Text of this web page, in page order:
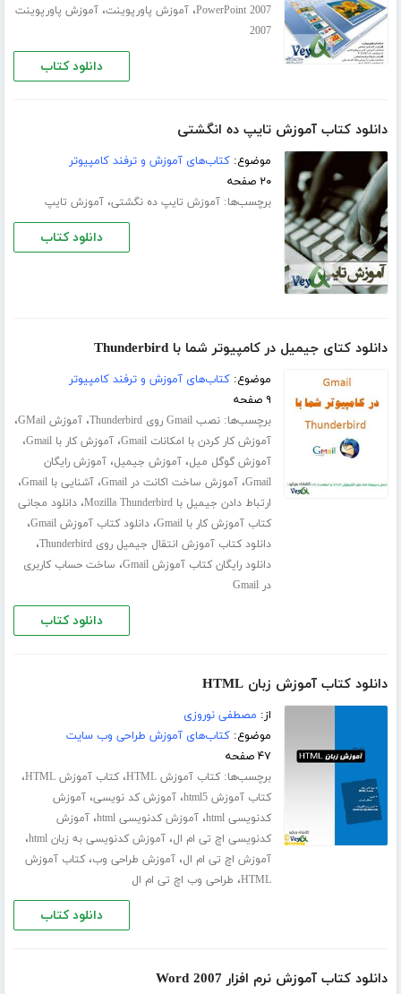
PowerPoint 2007،آموزش پاورپوینت،آموزش پاورپوینت
2007
دانلود کتاب
دانلود کتاب آموزش تایپ ده انگشتی
موضوع:کتاب‌های آموزش و ترفند کامپیوتر
۲۰ صفحه
برچسب‌ها:آموزش تایپ ده‌ نگشتی،آموزش تایپ
دانلود کتاب
دانلود کتای جیمیل در کامپیوتر شما با Thunderbird
موضوع:کتاب‌های آموزش و ترفند کامپیوتر
۹ صفحه
برچسب‌ها:نصب Gmail روی Thunderbird ،آموزش GMail ،
آموزش کار کردن با امکانات Gmail ،آموزش کار با Gmail ،
آموزش گوگل میل،آموزش جیمیل،آموزش رایگان
Gmail،آموزش ساخت اکانت در Gmail ،آشنایی با Gmail ،
ارتباط دادن جیمیل با Mozilla Thunderbird ،دانلود مجانی
کتاب آموزش کار با Gmail
،دانلود کتاب آموزش Gmail ،
دانلود کتاب آموزش انتقال جیمیل روی Thunderbird ،
دانلود رایگان کتاب آموزش Gmail ، ساخت حساب کاربری
در Gmail
دانلود کتاب
دانلود کتاب آموزش زبان HTML
از: مصطفی نوروزی
موضوع:کتاب‌های آموزش طراحی وب سایت
۴۷ صفحه
برچسب‌ها:کتاب آموزش HTML ،کتاب آموزش HTML ،
کتاب آموزش html5 ،آموزش کد نویسی،آموزش
کدنویسی html
،آموزش کدنویسی html ،آموزش
کدنویسی اچ تی ام ال،آموزش کدنویسی به زبان html ،
آموزش اچ تی ام ال،آموزش طراحی وب،کتاب آموزش
HTML، طراحی وب اچ تی ام ال
دانلود کتاب
دانلود کتاب آموزش نرم افزار Word 2007